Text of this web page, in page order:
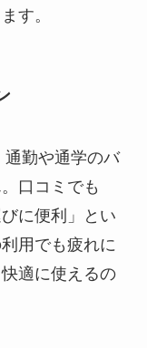
す。
勤や通学のバ
口コミでも
に便利」とい
用でも疲れに
適に使えるの